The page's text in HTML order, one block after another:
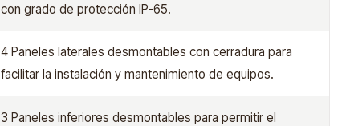
con grado de protección IP-65.
4 Paneles laterales desmontables con cerradura para
facilitar la instalación y mantenimiento de equipos.
3 Paneles inferiores desmontables para permitir el